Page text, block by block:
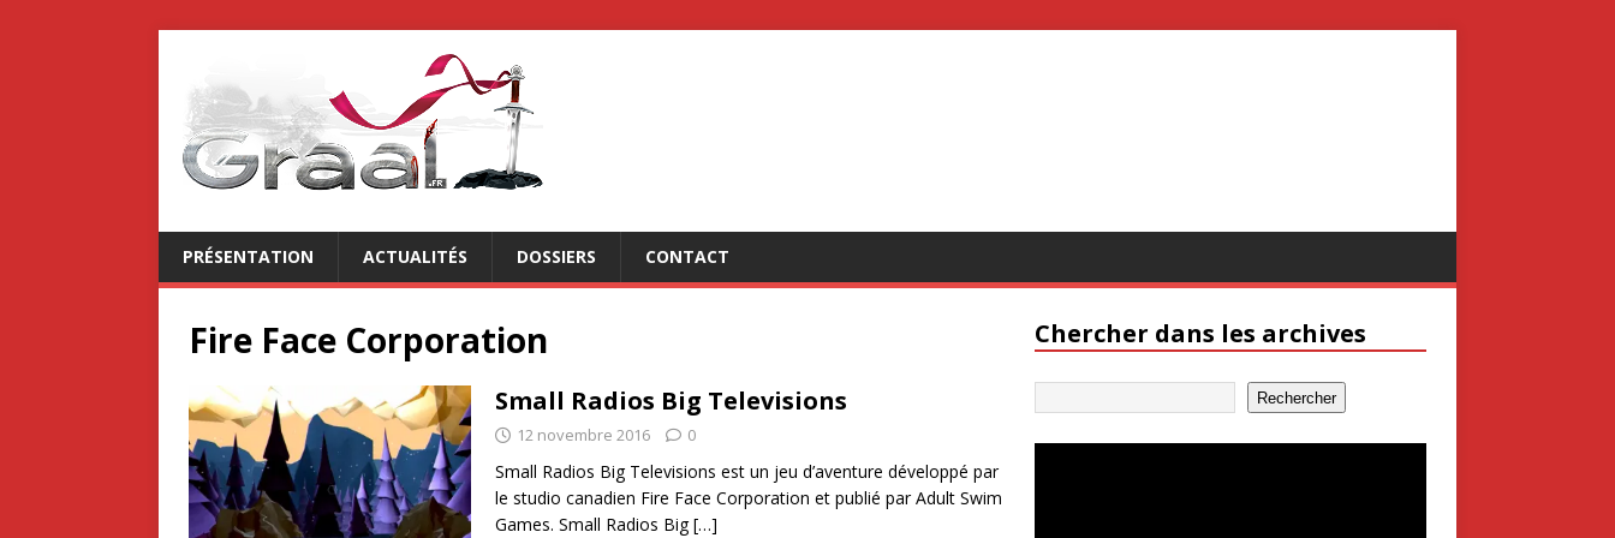
PRÉSENTATION ACTUALITÉS DOSSIERS CONTACT
Fire Face Corporation
Small Radios Big Televisions
12 novembre 2016 0
Small Radios Big Televisions est un jeu d’aventure développé par
le studio canadien Fire Face Corporation et publié par Adult Swim
Games. Small Radios Big[…]
Chercher dans les archives
Rechercher